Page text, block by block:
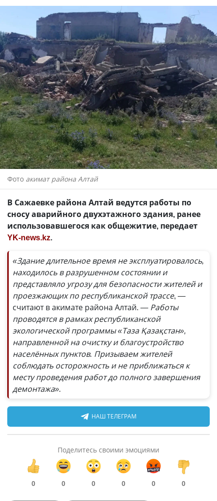
Фото акимат района Алтай
В Сажаевке района Алтай ведутся работы по
сносу аварийного двухэтажного здания, ранее
использовавшегося как общежитие, передает
YK-news.kz.
«Здание длительное время не эксплуатировалось,
находилось в разрушенном состоянии и
представляло угрозу для безопасности жителей и
проезжающих по республиканской трассе, —
считают в акимате района Алтай. — Работы
проводятся в рамках республиканской
экологической программы «Таза Қазақстан»,
направленной на очистку и благоустройство
населённых пунктов. Призываем жителей
соблюдать осторожность и не приближаться к
месту проведения работ до полного завершения
демонтажа».
НАШ ТЕЛЕГРАМ
Поделитесь своими эмоциями
0 0 0 0 0 0